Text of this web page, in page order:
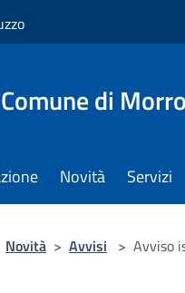
Comune di
Novità Servizi
Novità > Avvisi > Avviso